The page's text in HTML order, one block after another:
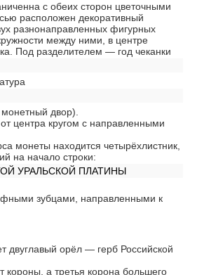
с обеих сторон цветочными
расположен декоративный
разнонаправленных фигурных
между ними, в центре
Под разделителем — год чеканки
двор).
центра кругом с направленными
монеты находится четырёхлистник,
на начало строки:
УРАЛЬСКОЙ ПЛАТИНЫ
зубцами, направленными к
двуглавый орёл — герб Российской
короны, а третья корона большего